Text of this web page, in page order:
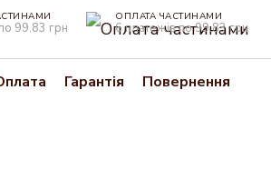
99.83 грн
ОПЛАТА ЧАСТИНАМИ
6 платежів по 99.83 грн
Гарантія Повернення